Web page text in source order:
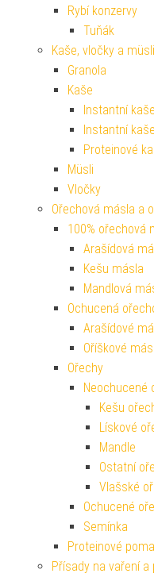
Rybí konzervy
Tuňák
Kaše, vločky a müsli
Granola
Kaše
Instantní
Instantní
Proteinové
Müsli
Vločky
Ořechová másla a
100% ořechová
Arašídová
Kešu másla
Mandlová
Ochucená
Arašídové
Oříškové
Ořechy
Neochucené
Kešu
Lískové
Mandle
Ostatní
Vlašské
Ochucené
Semínka
Proteinové
Přísady na vaření a